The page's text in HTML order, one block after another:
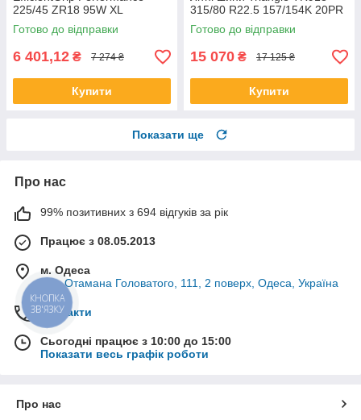
225/45 ZR18 95W XL
Готово до відправки
6 401,12 ₴ 7 274 ₴
Купити
315/80 R22.5 157/154K 20PR
Готово до відправки
15 070 ₴ 17 125 ₴
Купити
Показати ще
Про нас
99% позитивних з 694 відгуків за рік
Працює з 08.05.2013
м. Одеса
вул. Отамана Головатого, 111, 2 поверх, Одеса, Україна
Контакти
Сьогодні працює з 10:00 до 15:00
Показати весь графік роботи
Про нас
КНОПКА
ЗВ'ЯЗКУ